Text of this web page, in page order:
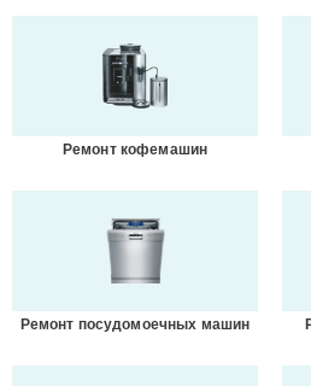
Ремонт кофемашин
Ремонт посудомоечных машин